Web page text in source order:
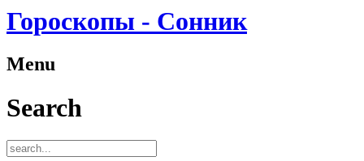
Гороскопы - Сонник
Menu
Search